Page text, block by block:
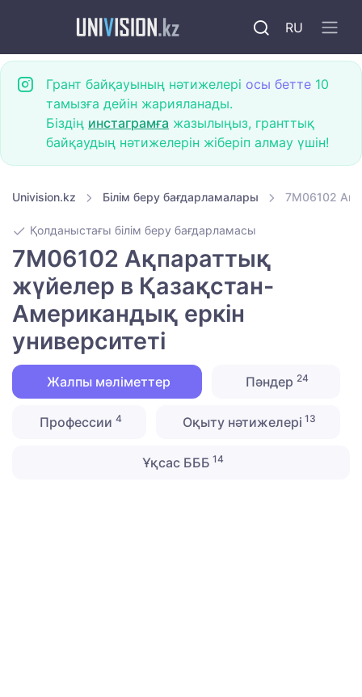
RU
Грант байқауының нәтижелері осы бетте 10
тамызға дейін жарияланады.
Біздің инстаграмға жазылыңыз, гранттық
байқаудың нәтижелерін жіберіп алмау үшін!
Univision.kz Білім беру бағдарламалары 7M06102
Қолданыстағы білім беру бағдарламасы
7M06102 Ақпараттық
жүйелер в Қазақстан-
Американдық еркін
университеті
Жалпы мәліметтер Пәндер24
Профессии 4 Оқыту нәтижелері 13
Ұқсас БББ 14